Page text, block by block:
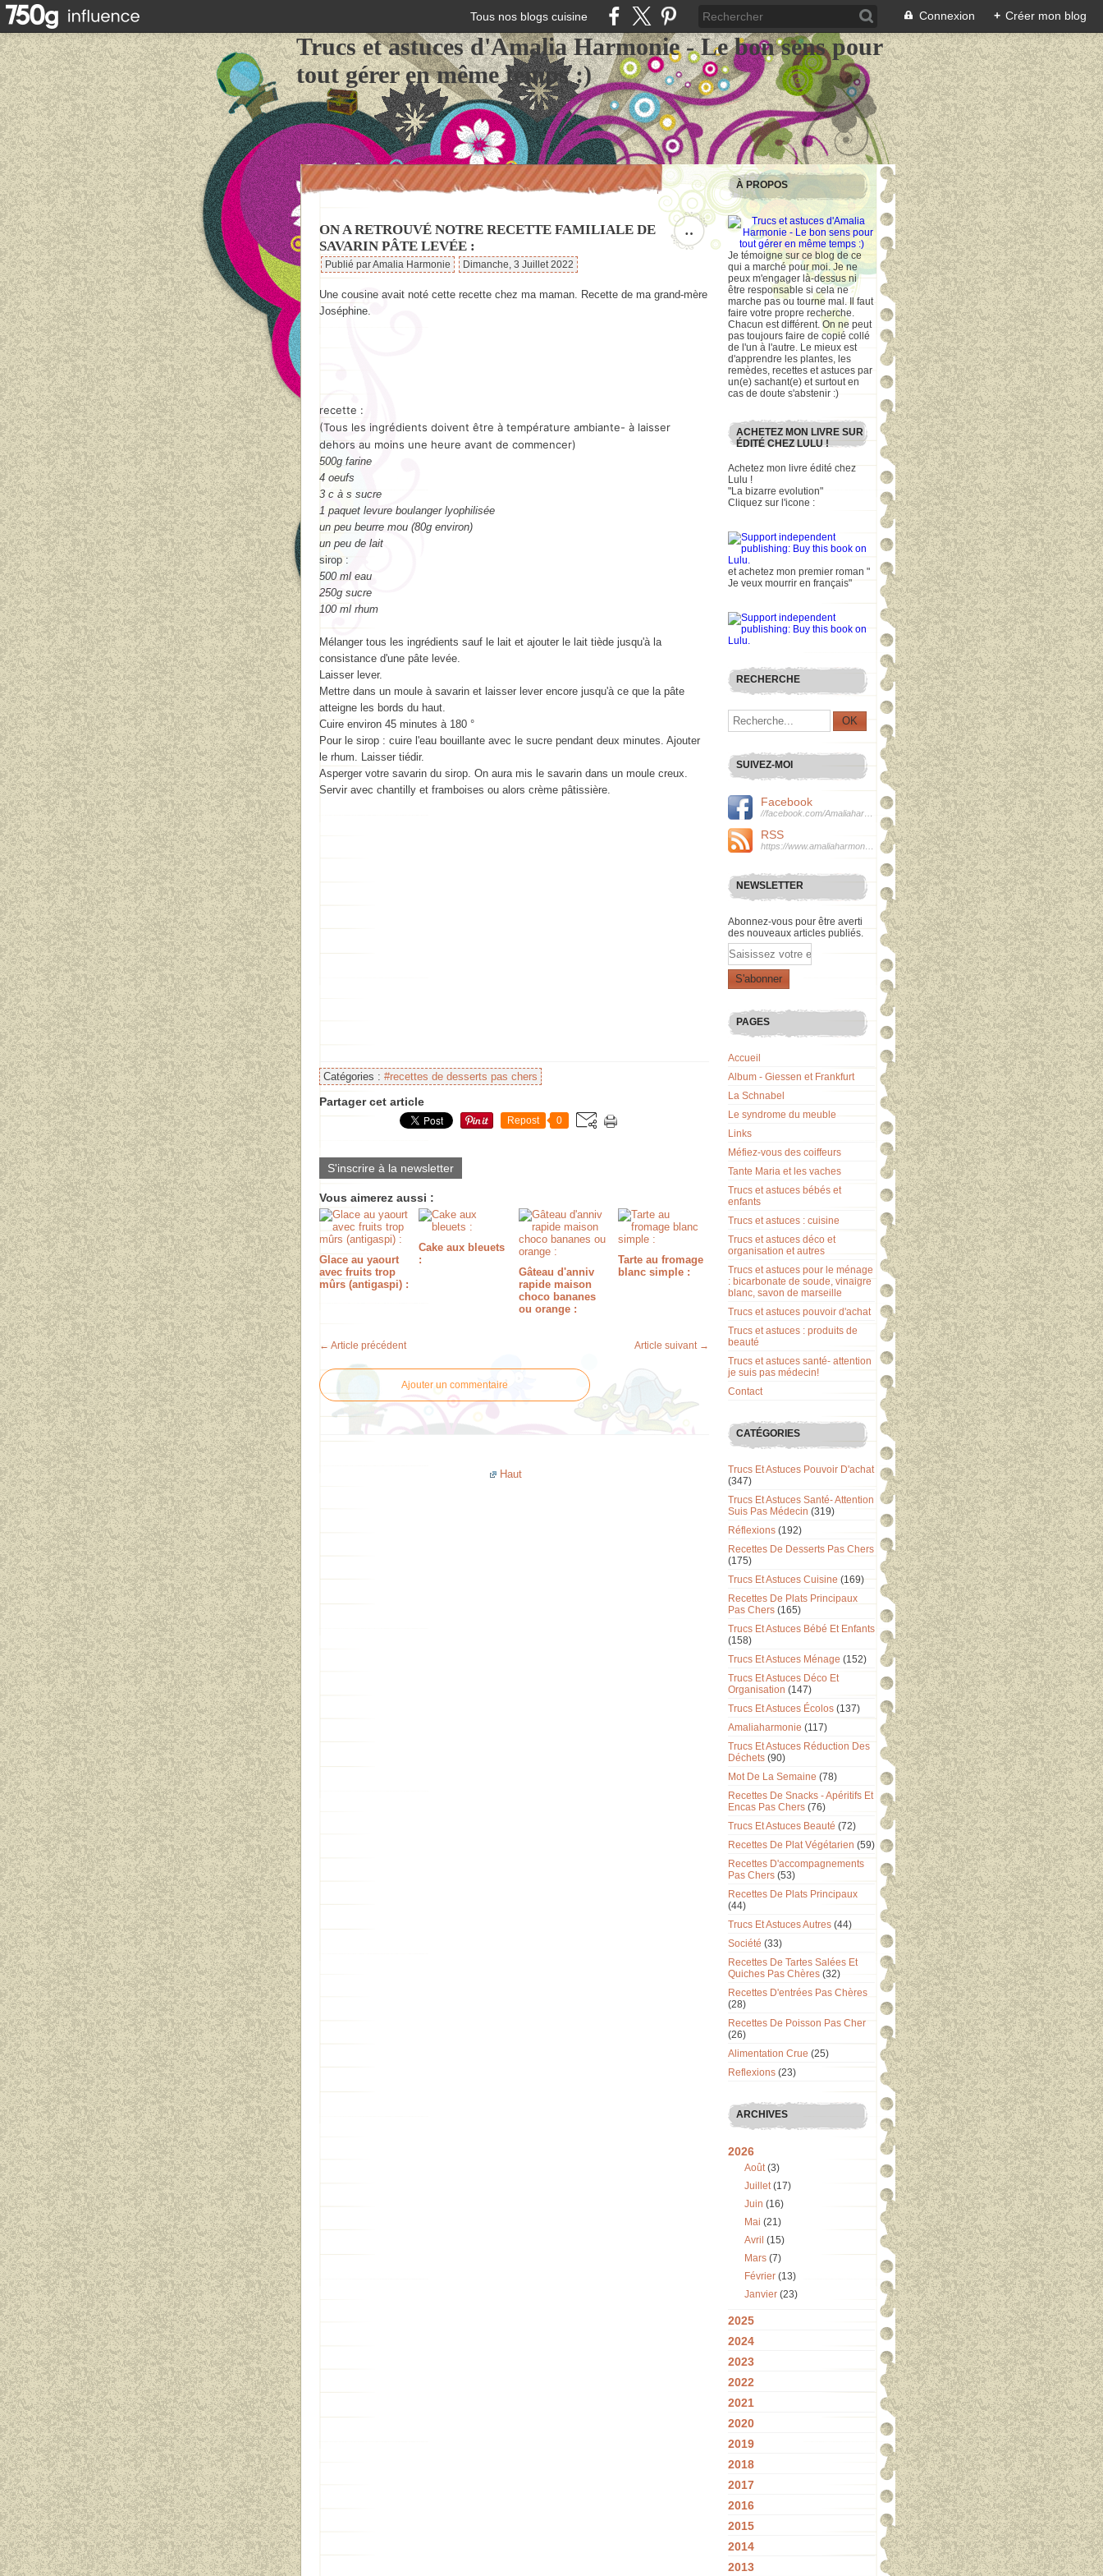
Tous nos blogs cuisine Connexion + Créer mon blog
Trucs et astuces d'Amalia Harmonie - Le bon sens pour
tout gérer en même temps :)
…
ON A RETROUVÉ NOTRE RECETTE FAMILIALE DE
SAVARIN PÂTE LEVÉE :
Publié par Amalia Harmonie Dimanche, 3 Juillet 2022
Une cousine avait noté cette recette chez ma maman. Recette de ma grand-mère
Joséphine.
recette :
(Tous les ingrédients doivent être à température ambiante- à laisser
dehors au moins une heure avant de commencer)
500g farine
4 oeufs
3 c à s sucre
1 paquet levure boulanger lyophilisée
un peu beurre mou (80g environ)
un peu de lait
sirop :
500 ml eau
250g sucre
100 ml rhum
Mélanger tous les ingrédients sauf le lait et ajouter le lait tiède jusqu'à la
consistance d'une pâte levée.
Laisser lever.
Mettre dans un moule à savarin et laisser lever encore jusqu'à ce que la pâte
atteigne les bords du haut.
Cuire environ 45 minutes à 180 °
Pour le sirop : cuire l'eau bouillante avec le sucre pendant deux minutes. Ajouter
le rhum. Laisser tiédir.
Asperger votre savarin du sirop. On aura mis le savarin dans un moule creux.
Servir avec chantilly et framboises ou alors crème pâtissière.
Catégories : #recettes de desserts pas chers
Partager cet article
Repost 0
S'inscrire à la newsletter
Vous aimerez aussi :
Glace au yaourt
avec fruits trop
mûrs (antigaspi) :
Cake aux bleuets
:
Gâteau d'anniv
rapide maison
choco bananes
ou orange :
Tarte au fromage
blanc simple :
← Article précédent Article suivant →
Ajouter un commentaire
Haut
À PROPOS
Je témoigne sur ce blog de ce
qui a marché pour moi. Je ne
peux m'engager là-dessus ni
être responsable si cela ne
marche pas ou tourne mal. Il faut
faire votre propre recherche.
Chacun est différent. On ne peut
pas toujours faire de copié collé
de l'un à l'autre. Le mieux est
d'apprendre les plantes, les
remèdes, recettes et astuces par
un(e) sachant(e) et surtout en
cas de doute s'abstenir :)
ACHETEZ MON LIVRE SUR
ÉDITÉ CHEZ LULU !
Achetez mon livre édité chez
Lulu !
"La bizarre evolution"
Cliquez sur l'icone :
et achetez mon premier roman "
Je veux mourrir en français"
RECHERCHE
SUIVEZ-MOI
Facebook
RSS
NEWSLETTER
Abonnez-vous pour être averti
des nouveaux articles publiés.
Email
PAGES
Accueil
Album - Giessen et Frankfurt
La Schnabel
Le syndrome du meuble
Links
Méfiez-vous des coiffeurs
Tante Maria et les vaches
Trucs et astuces bébés et
enfants
Trucs et astuces : cuisine
Trucs et astuces déco et
organisation et autres
Trucs et astuces pour le ménage
: bicarbonate de soude, vinaigre
blanc, savon de marseille
Trucs et astuces pouvoir d'achat
Trucs et astuces : produits de
beauté
Trucs et astuces santé- attention
je suis pas médecin!
Contact
CATÉGORIES
Trucs Et Astuces Pouvoir D'achat
(347)
Trucs Et Astuces Santé- Attention
Suis Pas Médecin (319)
Réflexions (192)
Recettes De Desserts Pas Chers
(175)
Trucs Et Astuces Cuisine (169)
Recettes De Plats Principaux
Pas Chers (165)
Trucs Et Astuces Bébé Et Enfants
(158)
Trucs Et Astuces Ménage (152)
Trucs Et Astuces Déco Et
Organisation (147)
Trucs Et Astuces Écolos (137)
Amaliaharmonie (117)
Trucs Et Astuces Réduction Des
Déchets (90)
Mot De La Semaine (78)
Recettes De Snacks - Apéritifs Et
Encas Pas Chers (76)
Trucs Et Astuces Beauté (72)
Recettes De Plat Végétarien (59)
Recettes D'accompagnements
Pas Chers (53)
Recettes De Plats Principaux
(44)
Trucs Et Astuces Autres (44)
Société (33)
Recettes De Tartes Salées Et
Quiches Pas Chères (32)
Recettes D'entrées Pas Chères
(28)
Recettes De Poisson Pas Cher
(26)
Alimentation Crue (25)
Reflexions (23)
ARCHIVES
2026
Août(3)
Juillet(17)
Juin (16)
Mai (21)
Avril (15)
Mars (7)
Février (13)
Janvier (23)
2025
2024
2023
2022
2021
2020
2019
2018
2017
2016
2015
2014
2013